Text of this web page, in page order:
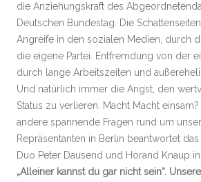
die Anziehungskraft des
Deutschen Bundestag. Die
Angreife in den sozialen Medien, durch
die eigene Partei. Entfremdung von der
durch lange Arbeitszeiten und
Und natürlich immer die Angst, den
Status zu verlieren. Macht Macht
andere spannende Fragen rund um
Repräsentanten in Berlin beantwortet
Duo Peter Dausend und Horand Knaup
„Alleiner kannst du gar nicht sein“.